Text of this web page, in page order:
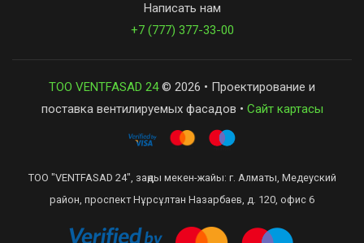
Написать нам
+7 (777) 377-33-00
ТОО VENTFASAD 24© 2026 • Проектирование и
поставка вентилируемых фасадов • Сайт картасы
ТОО "VENTFASAD 24", заңды мекен-жайы: г. Алматы, Медеуский
район, проспект Нұрсұлтан Назарбаев, д. 120, офис 6